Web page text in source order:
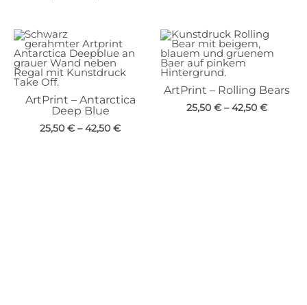
ArtPrint – Antarctica
Deep Blue
25,50 € –42,50 €
ArtPrint – Rolling Bears
25,50 € –42,50 €